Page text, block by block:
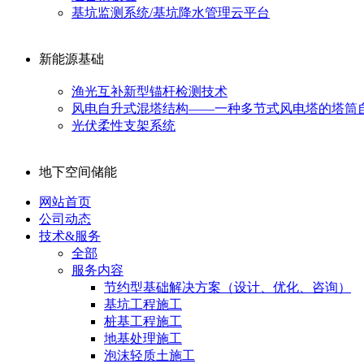
基坑监测系统/基坑降水管理云平台
新能源基础
渔光互补新型锚杆检测技术
风电自升式混塔结构——一种多节式风电塔的塔筒
光伏柔性支架系统
地下空间储能
网站首页
公司动态
技术&服务
全部
服务内容
节约型基础解决方案（设计、优化、咨询）
基坑工程施工
桩基工程施工
地基处理施工
泡沫轻质土施工